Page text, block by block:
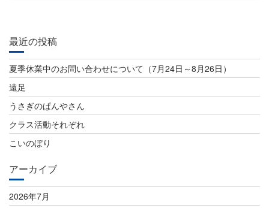
最近の投稿
夏季休業中のお問い合わせについて（7月24日～8月26日）
遠足
うさぎのぱんやさん
クラス活動それぞれ
こいのぼり
アーカイブ
2026年7月